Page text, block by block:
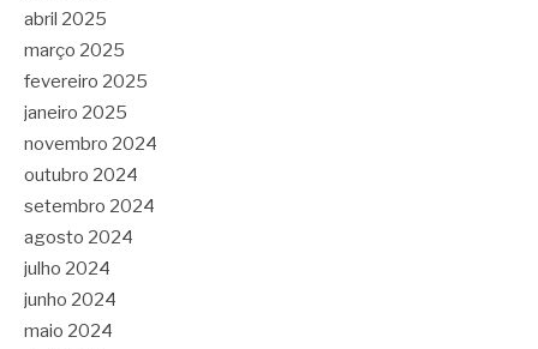
abril 2025
março 2025
fevereiro 2025
janeiro 2025
novembro 2024
outubro 2024
setembro 2024
agosto 2024
julho 2024
junho 2024
maio 2024